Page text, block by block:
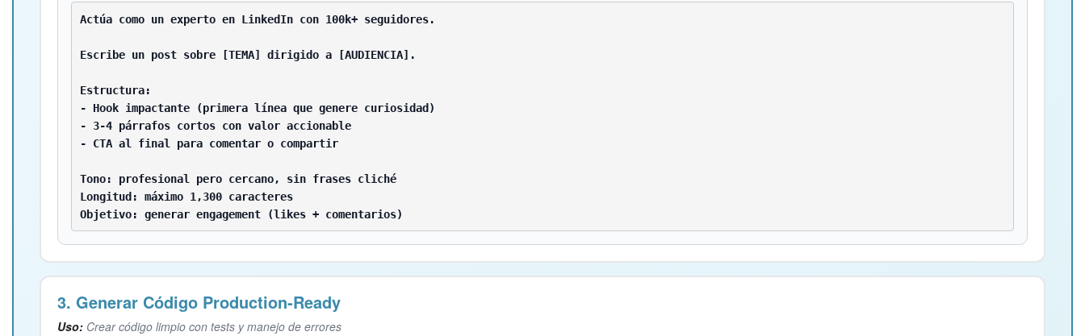
Actúa como un experto en LinkedIn con 100k+ seguidores.
Escribe un post sobre [TEMA] dirigido a [AUDIENCIA].
Estructura:
- Hook impactante (primera línea que genere curiosidad)
- 3-4 párrafos cortos con valor accionable
- CTA al final para comentar o compartir
Tono: profesional pero cercano, sin frases cliché
Longitud: máximo 1,300 caracteres
Objetivo: generar engagement (likes + comentarios)
3. Generar Código Production-Ready
Uso: Crear código limpio con tests y manejo de errores